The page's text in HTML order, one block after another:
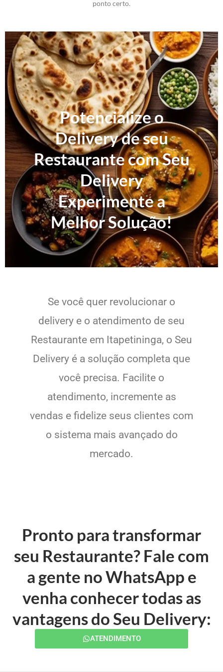
ponto certo.
Potencialize o
Delivery de seu
Restaurante com Seu
Delivery
Experimente a
Melhor Solução!
Se você quer revolucionar o
delivery e o atendimento de seu
Restaurante em Itapetininga, o Seu
Delivery é a solução completa que
você precisa. Facilite o
atendimento, incremente as
vendas e fidelize seus clientes com
o sistema mais avançado do
mercado.
Pronto para transformar
seu Restaurante? Fale com
a gente no WhatsApp e
venha conhecer todas as
vantagens do Seu Delivery:
ATENDIMENTO